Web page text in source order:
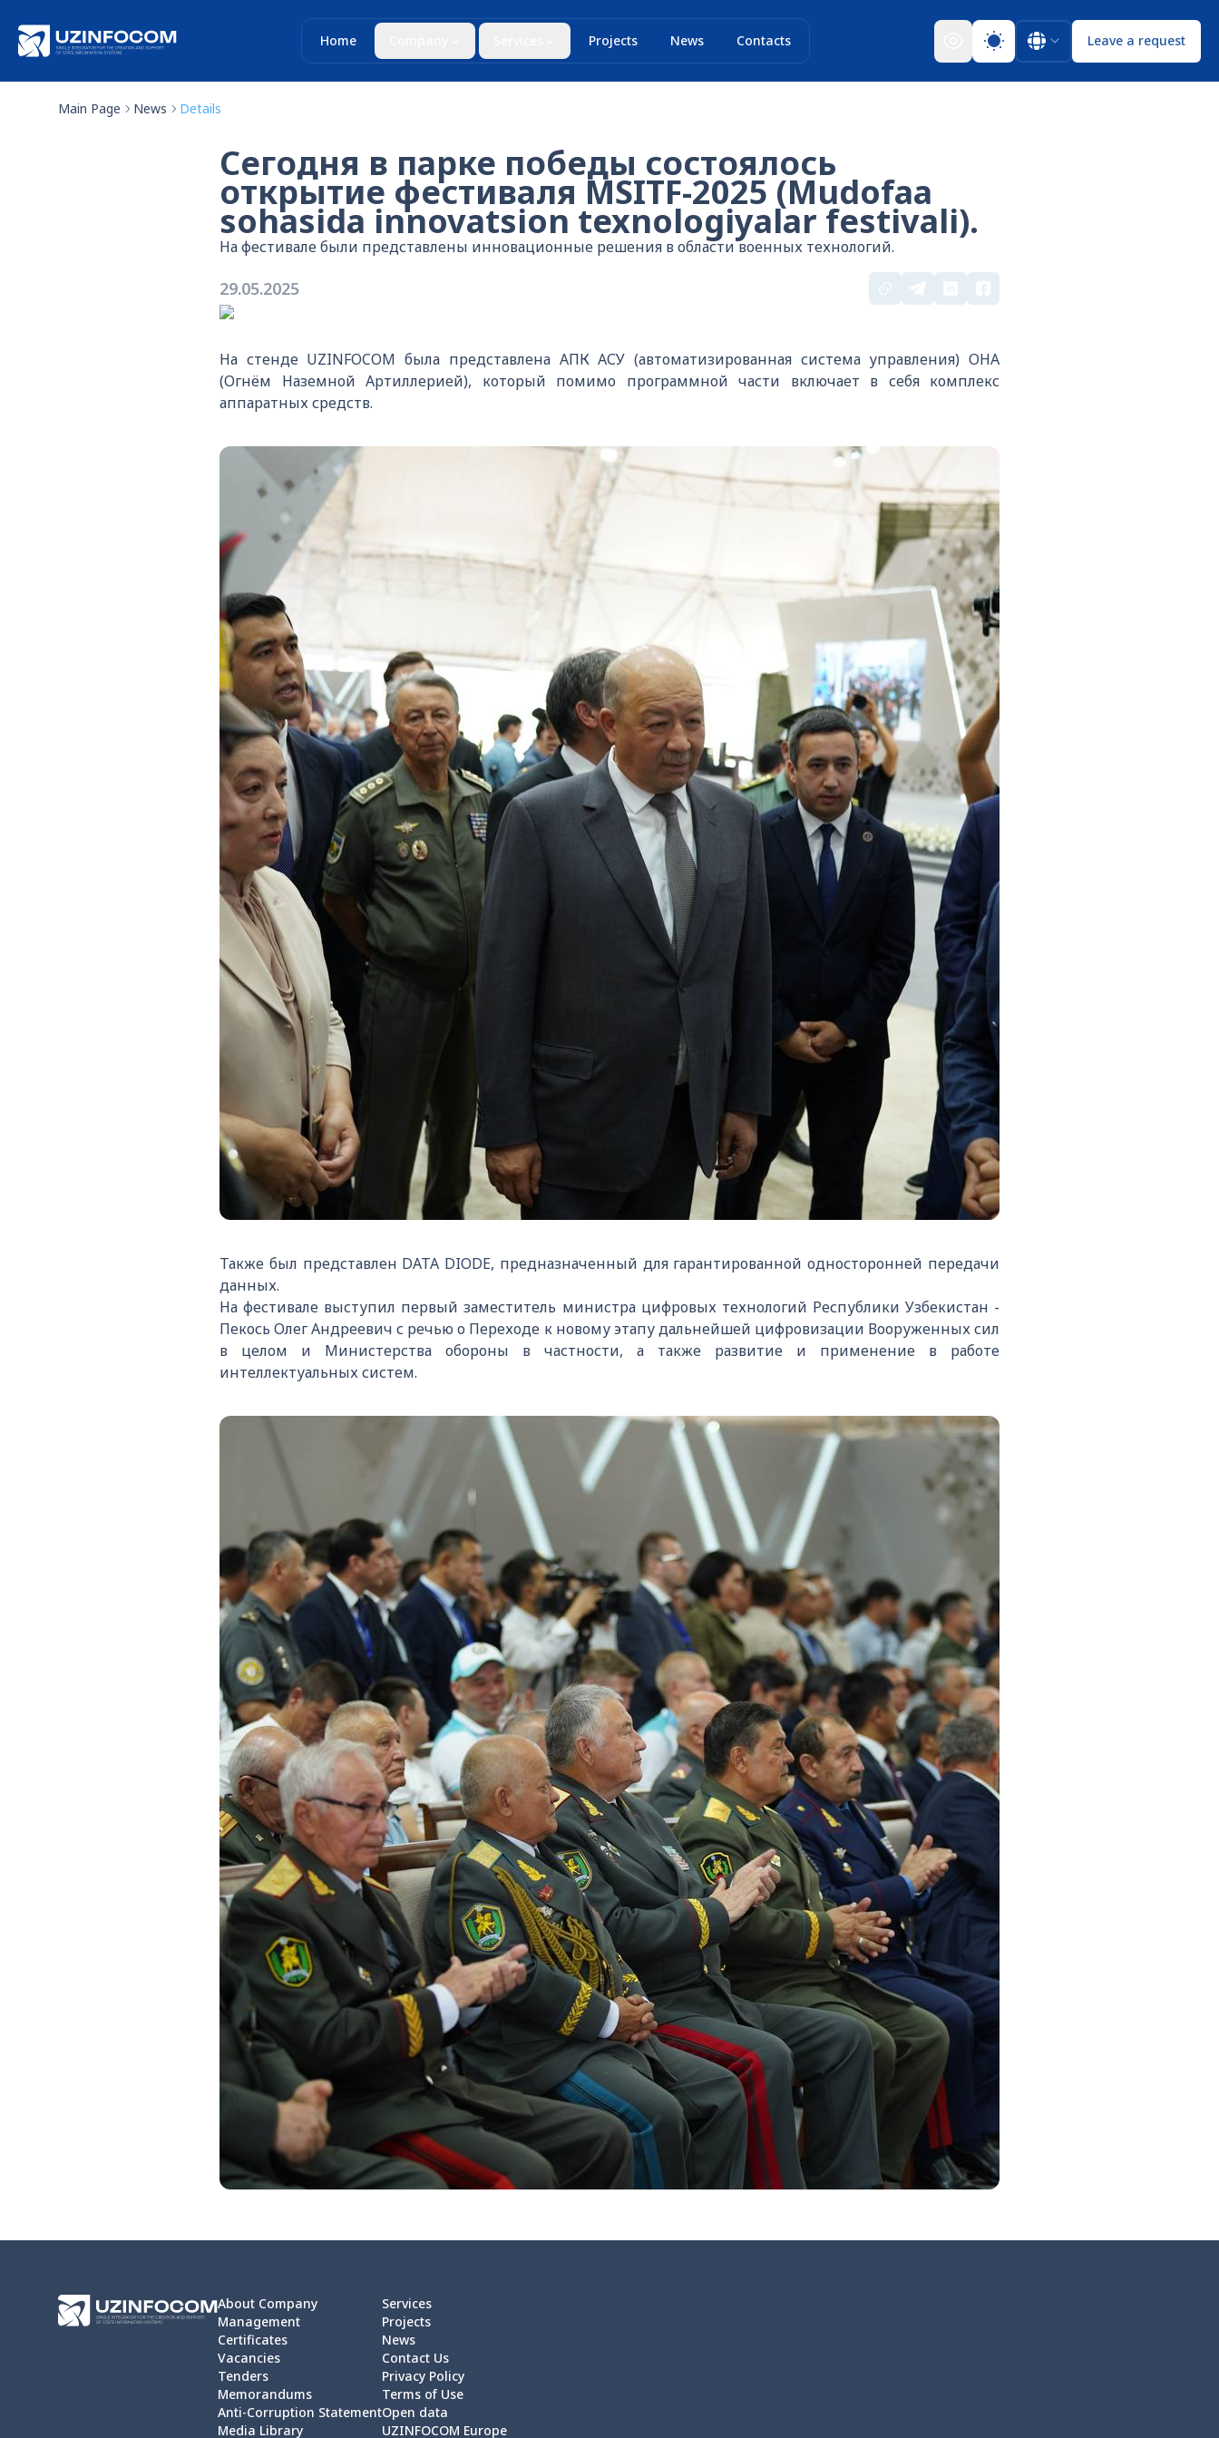
Home Projects News Contacts Leave a request
Main Page News Details
Сегодня в парке победы состоялось
открытие фестиваля MSITF-2025 (Mudofaa
sohasida innovatsion texnologiyalar festivali).
На фестивале были представлены инновационные решения в области военных технологий.
29.05.2025
На стенде UZINFOCOM была представлена АПК АСУ (автоматизированная система управления) ОНА
(Огнём Наземной Артиллерией), который помимо программной части включает в себя комплекс
аппаратных средств.
Также был представлен DATA DIODE, предназначенный для гарантированной односторонней передачи
данных.
На фестивале выступил первый заместитель министра цифровых технологий Республики Узбекистан -
Пекось Олег Андреевич с речью о Переходе к новому этапу дальнейшей цифровизации Вооруженных сил
в целом и Министерства обороны в частности, а также развитие и применение в работе
интеллектуальных систем.
About Company
Management
Certificates
Vacancies
Tenders
Memorandums
Anti-Corruption Statement
Media Library
Services
Projects
News
Contact Us
Privacy Policy
Terms of Use
Open data
UZINFOCOM Europe